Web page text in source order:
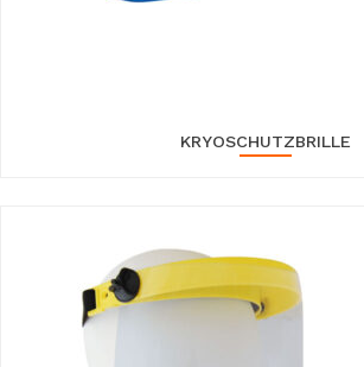
KRYOSCHUTZBRILLE